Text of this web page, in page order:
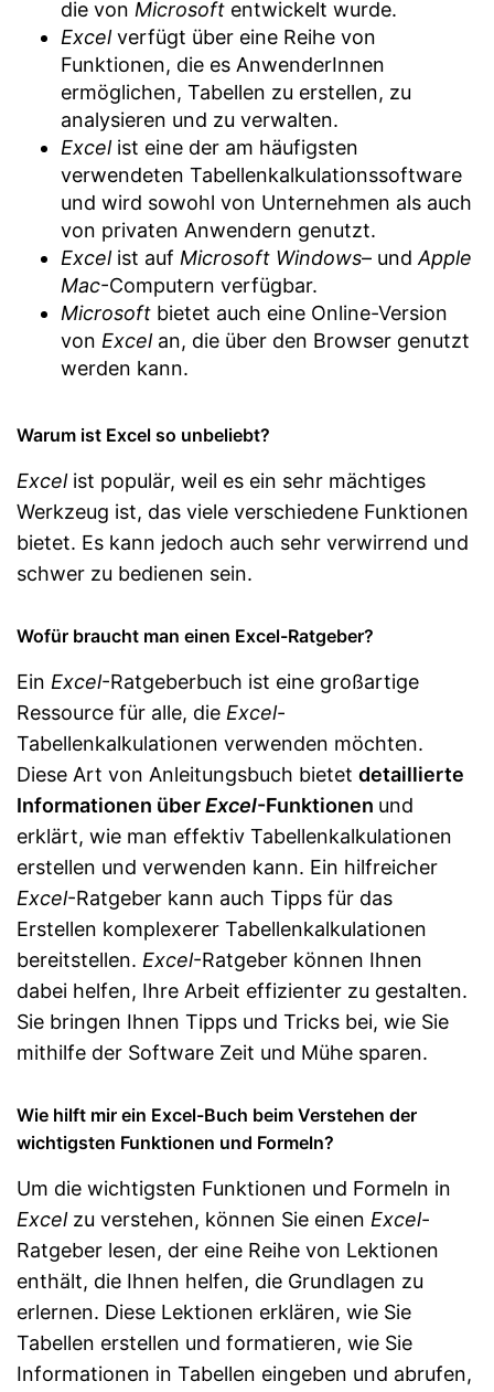
die von Microsoft entwickelt wurde.
Excelverfügt über eine Reihe von
Funktionen, die es AnwenderInnen
ermöglichen, Tabellen zu erstellen, zu
analysieren und zu verwalten.
Excelist eine der am häufigsten
verwendeten Tabellenkalkulationssoftware
und wird sowohl von Unternehmen als auch
von privaten Anwendern genutzt.
Excelist auf Microsoft Windows– undApple
Mac-Computern verfügbar.
Microsoft bietet auch eine Online-Version
von Excelan, die über den Browser genutzt
werden kann.
Warum ist Excel so unbeliebt?
Excelist populär, weil es ein sehr mächtiges
Werkzeug ist, das viele verschiedene Funktionen
bietet. Es kann jedoch auch sehr verwirrend und
schwer zu bedienen sein.
Wofür braucht man einen Excel-Ratgeber?
Ein Excel-Ratgeberbuch ist eine großartige
Ressource für alle, die Excel-
Tabellenkalkulationen verwenden möchten.
Diese Art von Anleitungsbuch bietet detaillierte
Informationen überExcel-Funktionen und
erklärt, wie man effektiv Tabellenkalkulationen
erstellen und verwenden kann. Ein hilfreicher
Excel-Ratgeber kann auch Tipps für das
Erstellen komplexerer Tabellenkalkulationen
bereitstellen. Excel-Ratgeber können Ihnen
dabei helfen, Ihre Arbeit effizienter zu gestalten.
Sie bringen Ihnen Tipps und Tricks bei, wie Sie
mithilfe der Software Zeit und Mühe sparen.
Wie hilft mir ein Excel-Buch beim Verstehen der
wichtigsten Funktionen und Formeln?
Um die wichtigsten Funktionen und Formeln in
Excelzu verstehen, können Sie einen Excel-
Ratgeber lesen, der eine Reihe von Lektionen
enthält, die Ihnen helfen, die Grundlagen zu
erlernen. Diese Lektionen erklären, wie Sie
Tabellen erstellen und formatieren, wie Sie
Informationen in Tabellen eingeben und abrufen,